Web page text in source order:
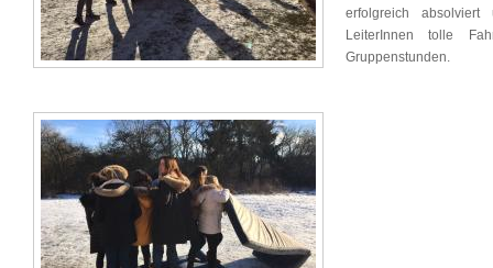
erfolgreich
LeiterInnen tolle
Gruppenstunden.